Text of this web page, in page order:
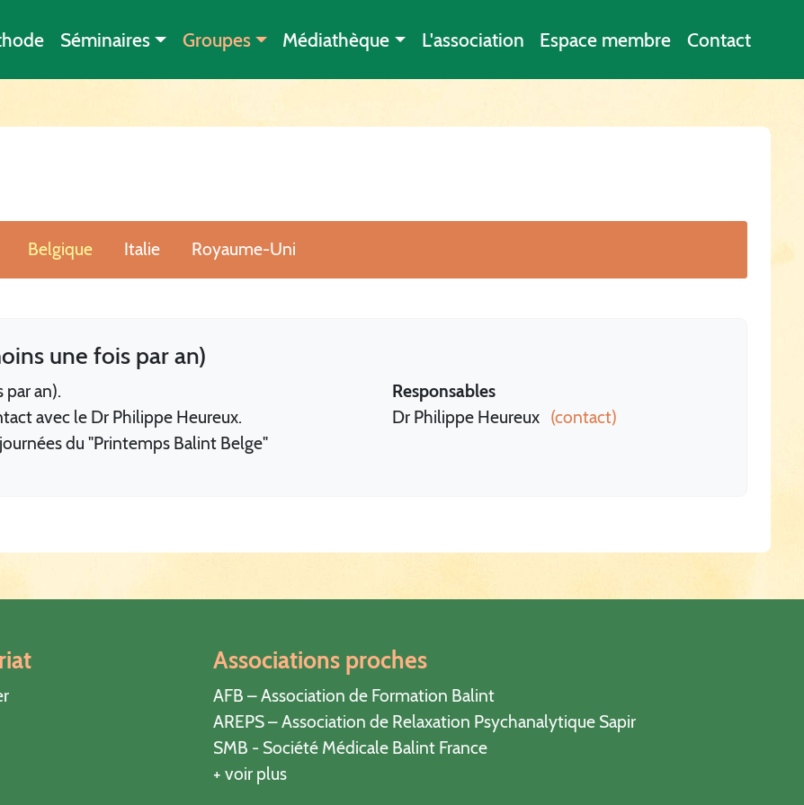
Séminaires Groupes Médiathèque L'association Espace membre Contact
Belgique Italie Royaume-Uni
une fois par an)
an).
avec le Dr Philippe Heureux.
du "Printemps Balint Belge"
Responsables
Dr Philippe Heureux (contact)
Associations proches
AFB – Association de Formation Balint
AREPS – Association de Relaxation Psychanalytique Sapir
SMB - Société Médicale Balint France
+ voir plus